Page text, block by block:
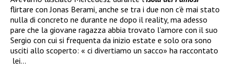
flirtare con Jonas Berami, anche se tra i due non c’è mai stato
nulla di concreto ne durante ne dopo il reality, ma adesso
pare che la giovane ragazza abbia trovato l’amore con il suo
Sergio con cui si frequenta da inizio estate e solo ora sono
usciti allo scoperto: « ci divertiamo un sacco» ha raccontato
lei…